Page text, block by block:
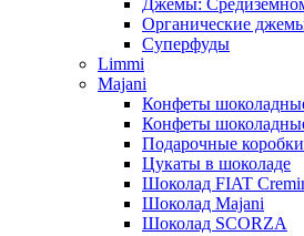
Джемы:
Органические
Суперфуды
Limmi
Majani
Конфеты
Конфеты
Подарочные
Цукаты в шоколаде
Шоколад FIAT
Шоколад Majani
Шоколад SCORZA